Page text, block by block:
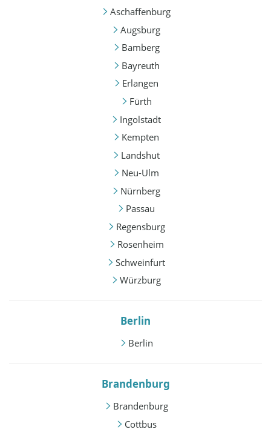
Aschaffenburg
Augsburg
Bamberg
Bayreuth
Erlangen
Fürth
Ingolstadt
Kempten
Landshut
Neu-Ulm
Nürnberg
Passau
Regensburg
Rosenheim
Schweinfurt
Würzburg
Berlin
Berlin
Brandenburg
Brandenburg
Cottbus